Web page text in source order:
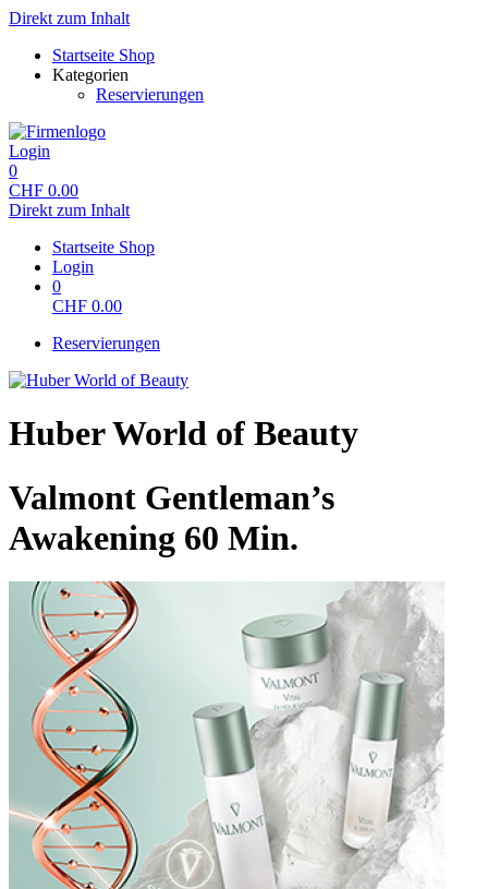
Direkt zum Inhalt
Startseite Shop
Kategorien
Reservierungen
Login
0
CHF 0.00
Direkt zum Inhalt
Startseite Shop
Login
0
CHF 0.00
Reservierungen
Huber World of Beauty
Valmont Gentleman’s
Awakening 60 Min.